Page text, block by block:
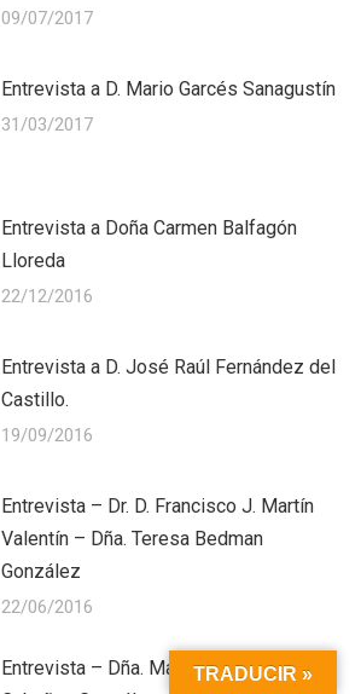
09/07/2017
Entrevista a D. Mario Garcés Sanagustín
31/03/2017
Entrevista a Doña Carmen Balfagón
Lloreda
22/12/2016
Entrevista a D. José Raúl Fernández del
Castillo.
19/09/2016
Entrevista – Dr. D. Francisco J. Martín
Valentín – Dña. Teresa Bedman
González
22/06/2016
Entrevista – Dña. María Dolores
TRADUCIR »